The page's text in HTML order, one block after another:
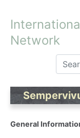
Network
General